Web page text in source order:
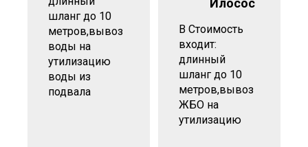
шланг до 10
метров,вывоз
воды на
утилизацию
воды из
подвала
Илосос
В Стоимость
входит:
длинный
шланг до 10
метров,вывоз
ЖБО на
утилизацию